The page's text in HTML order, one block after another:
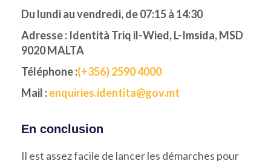
Du lundi au vendredi, de 07:15 à 14:30
Adresse : Identità Triq il-Wied, L-Imsida, MSD
9020 MALTA
Téléphone :(+356) 2590 4000
Mail :enquiries.identita@gov.mt
En conclusion
Il est assez facile de lancer les démarches pour